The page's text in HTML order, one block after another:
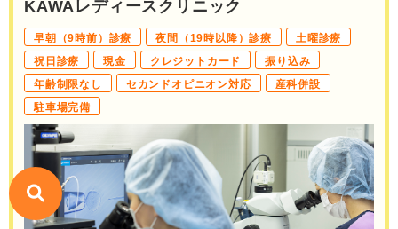
KAWAレディースクリニック
早朝（9時前）診療 夜間（19時以降）診療
土曜診療
祝日診療
現金 クレジットカード
振り込み
年齢制限なし
セカンドオピニオン対応
産科併設
駐車場完備